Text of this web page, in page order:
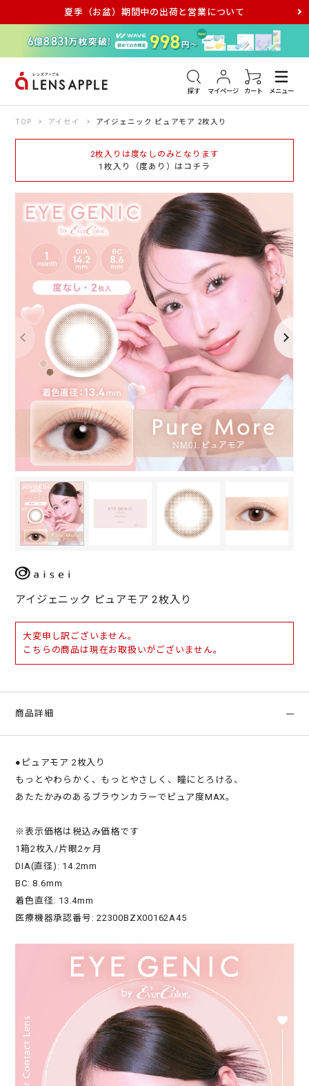
夏季（お盆）期間中の出荷と営業について
探す マイページ カート メニュー
アキュビュー メダリスト メガネ
TOP アイセイ アイジェニック ピュアモア 2枚入り
2枚入りは度なしのみとなります
1枚入り（度あり）はコチラ
アイジェニック ピュアモア 2枚入り
大変申し訳ございません。
こちらの商品は現在お取扱いがございません。
商品詳細
●ピュアモア 2枚入り
もっとやわらかく、もっとやさしく、瞳にとろける、
あたたかみのあるブラウンカラーでピュア度MAX。
※表示価格は税込み価格です
1箱2枚入/片眼2ヶ月
DIA(直径): 14.2mm
BC: 8.6mm
着色直径: 13.4mm
医療機器承認番号: 22300BZX00162A45